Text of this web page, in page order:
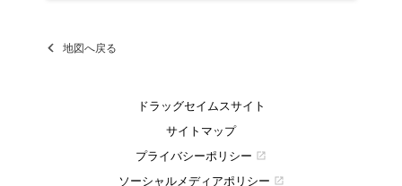
地図へ戻る
ドラッグセイムスサイト
サイトマップ
プライバシーポリシー
open_in_new
ソーシャルメディアポリシー open_in_new